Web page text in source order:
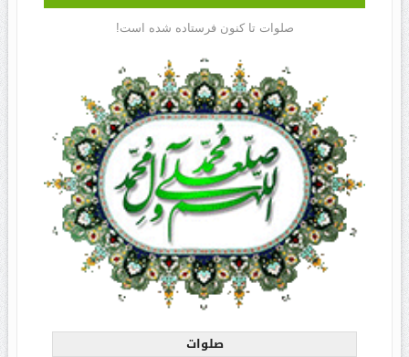
صلوات تا کنون فرستاده شده است!
صلوات